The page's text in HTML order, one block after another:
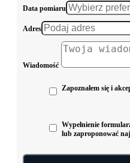
Data pomiaru
Adres
Wiadomość
Zapoznałem się i
Wypełnienie
lub zaproponować